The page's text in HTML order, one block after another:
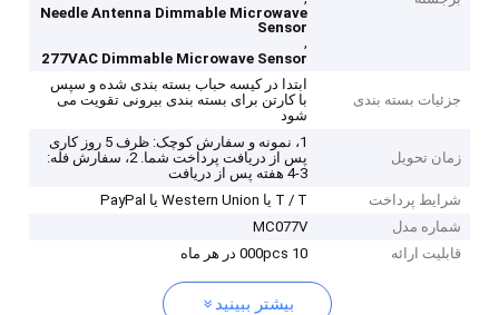
Needle Antenna Dimmable Microwave
Sensor
,
277VAC Dimmable Microwave Sensor
جزئیات بسته بندی
ابتدا در کیسه حباب بسته بندی شده و سپس
با کارتن برای بسته بندی بیرونی تقویت می
شود
زمان تحویل
1، نمونه و سفارش کوچک: ظرف 5 روز کاری
پس از دریافت پرداخت شما. 2، سفارش فله:
3-4 هفته پس از دریافت
شرایط پرداخت
T / T یا Western Union یا PayPal
شماره مدل
MC077V
قابلیت ارائه
10 000pcs در هر ماه
بیشتر ببینید